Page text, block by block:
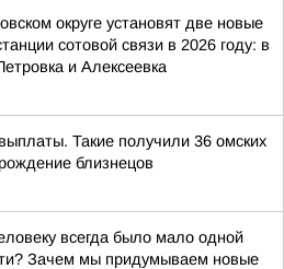
округе установят две новые
сотовой связи в 2026 году: в
и Алексеевка
Такие получили 36 омских
близнецов
всегда было мало одной
Зачем мы придумываем новые